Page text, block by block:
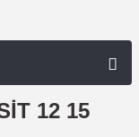
12 15